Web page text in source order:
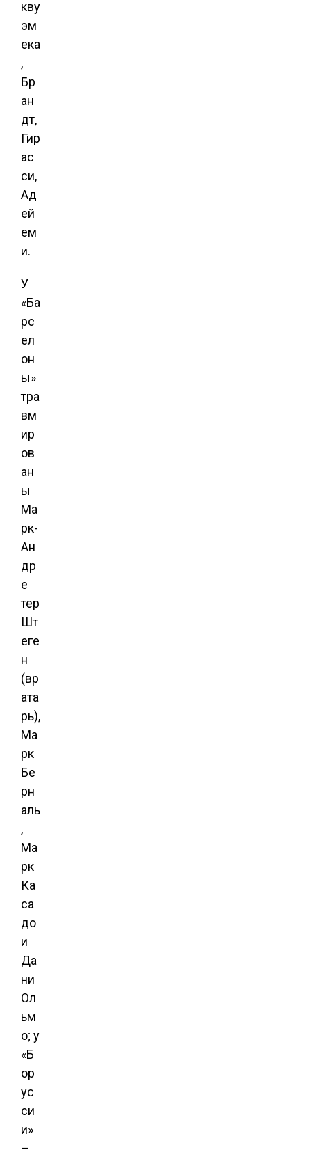
кву
эм
ека
,
Бр
ан
дт,
Гир
ас
си,
Ад
ей
ем
и.
У
«Ба
рс
ел
он
ы»
тра
вм
ир
ов
ан
ы
Ма
рк-
Ан
др
е
тер
Шт
еге
н
(вр
ата
рь),
Ма
рк
Бе
рн
аль
,
Ма
рк
Ка
са
до
и
Да
ни
Ол
ьм
о; у
«Б
ор
ус
си
и»
–